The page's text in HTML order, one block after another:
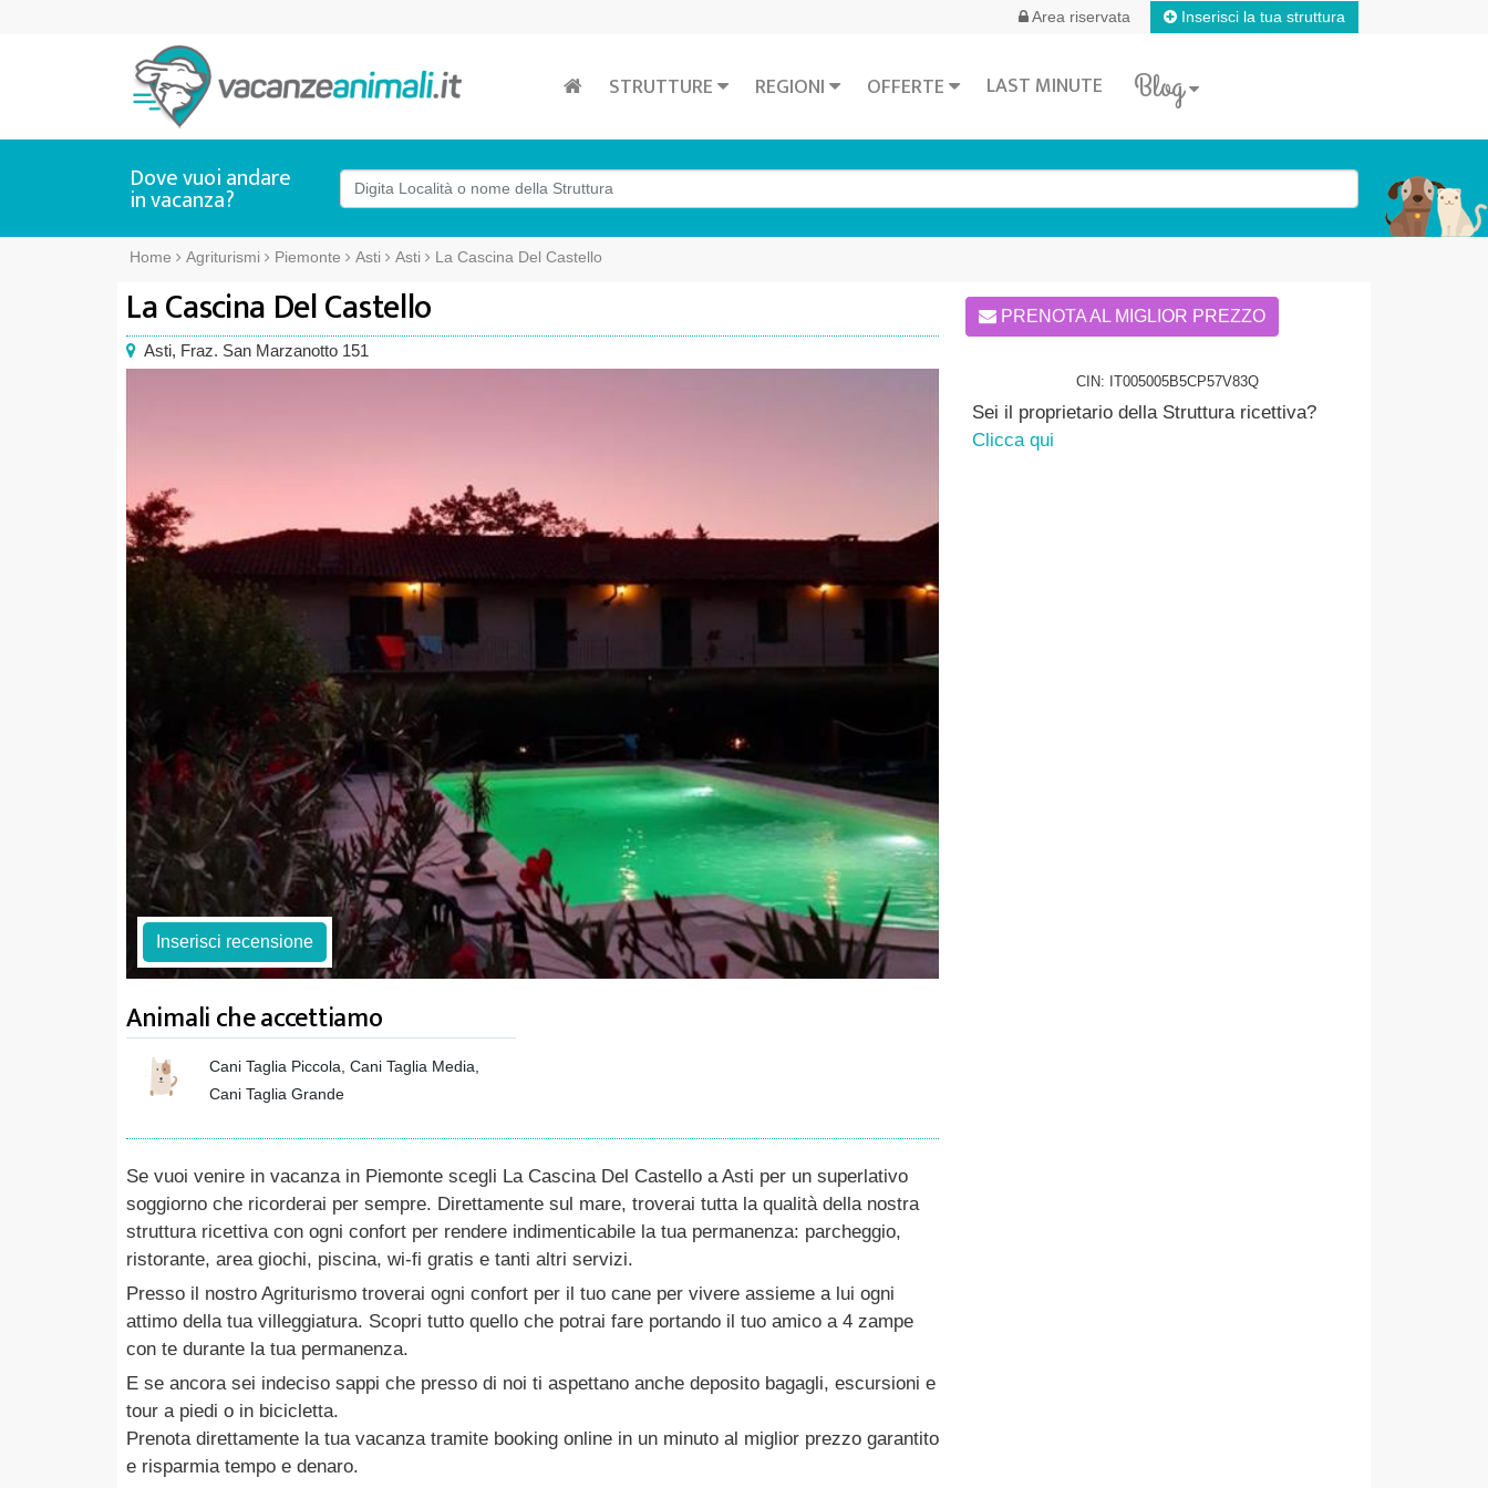
Area riservata Inserisci la tua struttura
STRUTTURE REGIONI OFFERTE LAST MINUTE Blog
Dove vuoi andare
in vacanza?
Home Agriturismi Piemonte Asti Asti La Cascina Del Castello
La Cascina Del Castello
Asti, Fraz. San Marzanotto 151
Inserisci recensione
Animali che accettiamo
Cani Taglia Piccola, Cani Taglia Media,
Cani Taglia Grande
Se vuoi venire in vacanza in Piemonte scegli La Cascina Del Castello a Asti per un superlativo
soggiorno che ricorderai per sempre. Direttamente sul mare, troverai tutta la qualità della nostra
struttura ricettiva con ogni confort per rendere indimenticabile la tua permanenza: parcheggio,
ristorante, area giochi, piscina, wi-fi gratis e tanti altri servizi.
Presso il nostro Agriturismo troverai ogni confort per il tuo cane per vivere assieme a lui ogni
attimo della tua villeggiatura. Scopri tutto quello che potrai fare portando il tuo amico a 4 zampe
con te durante la tua permanenza.
E se ancora sei indeciso sappi che presso di noi ti aspettano anche deposito bagagli, escursioni e
tour a piedi o in bicicletta.
Prenota direttamente la tua vacanza tramite booking online in un minuto al miglior prezzo garantito
e risparmia tempo e denaro.
PRENOTA AL MIGLIOR PREZZO
CIN: IT005005B5CP57V83Q
Sei il proprietario della Struttura ricettiva?
Clicca qui